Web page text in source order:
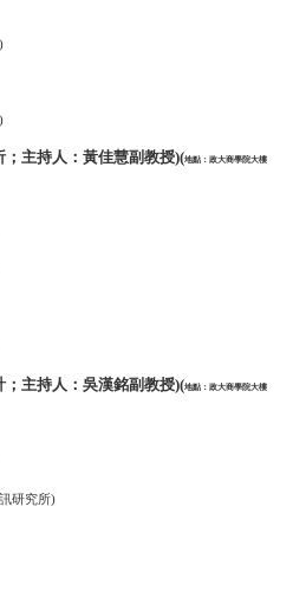
；主持人：黃佳慧副教授)(地點：政大商學院大樓
；主持人：吳漢銘副教授)(地點：政大商學院大樓
研究所)